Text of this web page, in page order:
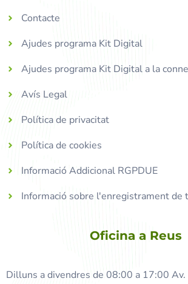
Contacte
Ajudes programa Kit Digital
Ajudes programa Kit Digital a la
Avís Legal
Política de privacitat
Política de cookies
Informació Addicional RGPDUE
Informació sobre l'enregistrament de
Oficina a Reus
Dilluns a divendres de 08:00 a 17:00